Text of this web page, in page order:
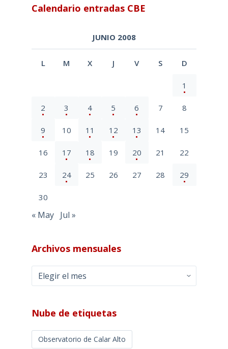
Calendario entradas CBE
JUNIO 2008
L M X J V S D
1
2 3 4 5 6 7 8
9 10 11 12 13 14 15
16 17 18 19 20 21 22
23 24 25 26 27 28 29
30
« May Jul »
Archivos mensuales
Archivos
mensuales
Nube de etiquetas
Observatorio de Calar Alto